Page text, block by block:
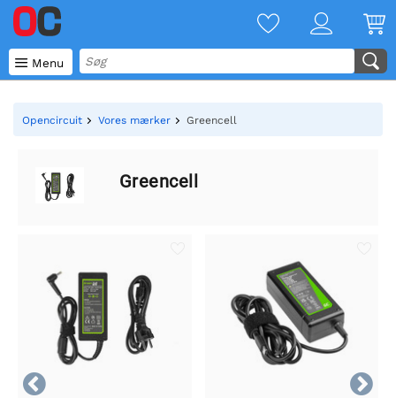
 Menu
Opencircuit Vores mærker Greencell
Greencell

